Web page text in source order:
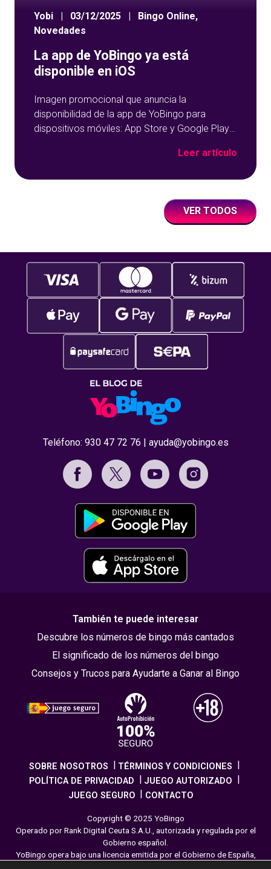
Yobi | 03/12/2025 | Bingo Online,
Novedades
La app de YoBingo ya está
disponible en iOS
Imagen promocional que anuncia la
disponibilidad de la app de YoBingo para
dispositivos móviles: App Store y Google Play
Leer artículo
VER TODOS
Teléfono: 930 47 72 76 | ayuda@yobingo.es
También te puede interesar
Descubre los números de bingo más cantados
El significado de los números del bingo
Consejos y Trucos para Ayudarte a Ganar al Bingo
SOBRE NOSOTROS
TÉRMINOS Y CONDICIONES
POLÍTICA DE PRIVACIDAD
JUEGO AUTORIZADO
JUEGO SEGURO
CONTACTO
Copyright © 2025 YoBingo
Operado por Rank Digital Ceuta S.A.U., autorizada y regulada por el
Gobierno español.
YoBingo opera bajo una licencia emitida por el Gobierno de España,